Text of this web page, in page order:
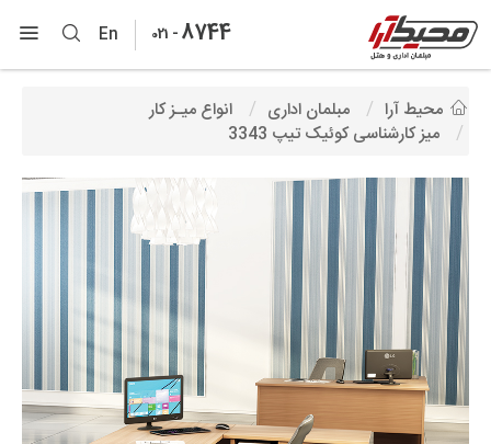
En 021 -8744
محیط آرا مبلمان اداری
انواع میـز کار
میز کارشناسی کوئیک تیپ 3343